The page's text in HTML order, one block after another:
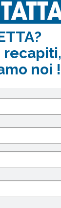
recapiti,
noi !